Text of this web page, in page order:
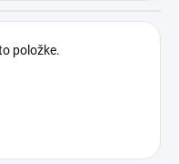
položke.